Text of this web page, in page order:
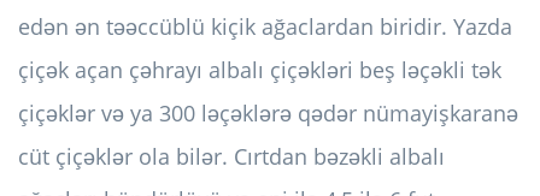
edən ən təəccüblü kiçik ağaclardan biridir. Yazda
çiçək açan çəhrayı albalı çiçəkləri beş ləçəkli tək
çiçəklər və ya 300 ləçəklərə qədər nümayişkaranə
cüt çiçəklər ola bilər. Cırtdan bəzəkli albalı